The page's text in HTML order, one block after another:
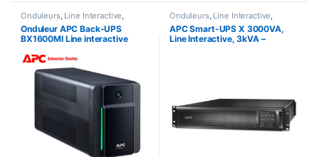
Onduleurs, Line Interactive,
Sécurité équipements
Onduleur APC Back-UPS
BX1600MI Line interactive
Onduleurs, Line Interactive,
Sécurité équipements
APC Smart-UPS X 3000VA,
Line Interactive, 3kVA –